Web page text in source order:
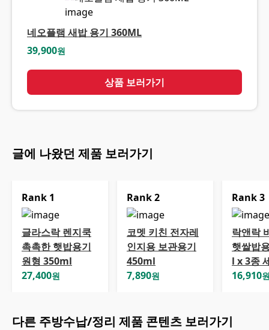
네오플램 새밥 용기 360ML
39,900원
상품 보러가기
글에 나왔던 제품 보러가기
Rank 1
글라스락 렌지쿡
촉촉한 햇밥용기
원형 350ml
27,400원
Rank2
코멧 키친 전자레
인지용 보관용기
450ml
7,890원
Rank3
락앤락
햇쌀밥
l x 3종
16,910
다른 주방수납/정리 제품 콘텐츠 보러가기